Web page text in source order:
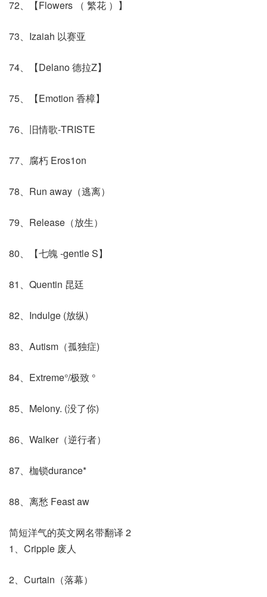
72、【Flowers （ 繁花 ）】
73、Izaiah 以赛亚
74、【Delano 德拉Z】
75、【Emotion 香樟】
76、旧情歌-TRISTE
77、腐朽 Eros1on
78、Run away（逃离）
79、Release（放生）
80、【七魄 -gentle S】
81、Quentin 昆廷
82、Indulge (放纵)
83、Autism（孤独症)
84、Extreme°/极致 °
85、Melony. (没了你)
86、Walker（逆行者）
87、枷锁durance*
88、离愁 Feast aw
简短洋气的英文网名带翻译 2
1、Cripple 废人
2、Curtain（落幕）